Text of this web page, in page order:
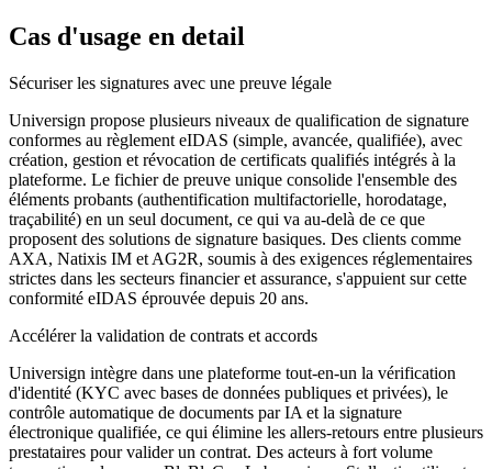
Cas d'usage en detail
Sécuriser les signatures avec une preuve légale
Universign propose plusieurs niveaux de qualification de signature
conformes au règlement eIDAS (simple, avancée, qualifiée), avec
création, gestion et révocation de certificats qualifiés intégrés à la
plateforme. Le fichier de preuve unique consolide l'ensemble des
éléments probants (authentification multifactorielle, horodatage,
traçabilité) en un seul document, ce qui va au-delà de ce que
proposent des solutions de signature basiques. Des clients comme
AXA, Natixis IM et AG2R, soumis à des exigences réglementaires
strictes dans les secteurs financier et assurance, s'appuient sur cette
conformité eIDAS éprouvée depuis 20 ans.
Accélérer la validation de contrats et accords
Universign intègre dans une plateforme tout-en-un la vérification
d'identité (KYC avec bases de données publiques et privées), le
contrôle automatique de documents par IA et la signature
électronique qualifiée, ce qui élimine les allers-retours entre plusieurs
prestataires pour valider un contrat. Des acteurs à fort volume